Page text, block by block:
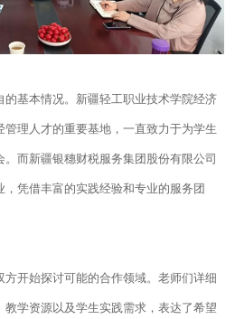
基本情况。新疆轻工职业技术学院经济
理人才的重要基地，一直致力于为学生
。而新疆银穗财税服务集团股份有限公司
凭借丰富的实践经验和专业的服务团
开始探讨可能的合作领域。老师们详细
学资源以及学生实践需求，表达了希望